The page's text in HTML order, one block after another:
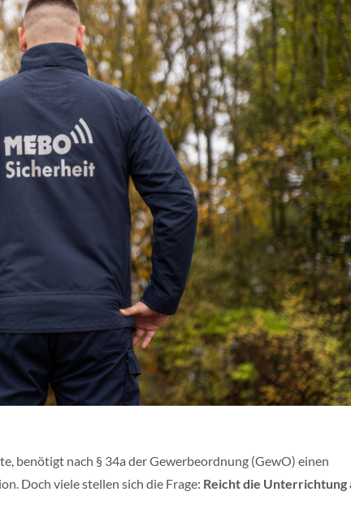
benötigt nach § 34a der Gewerbeordnung (GewO) einen
Doch viele stellen sich die Frage: Reicht die Unterrichtung